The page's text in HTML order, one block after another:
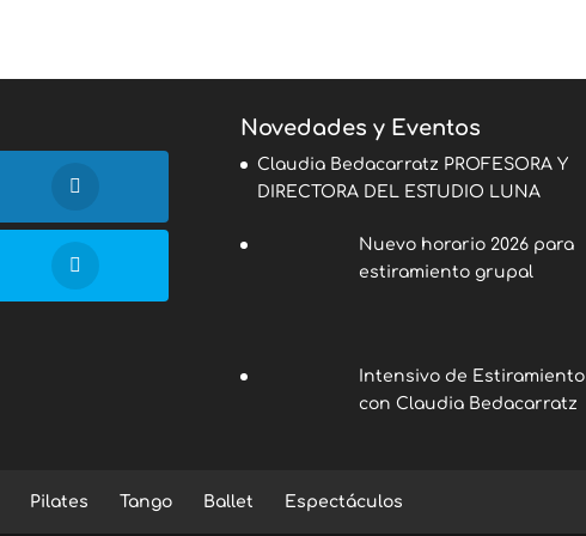
Novedades y Eventos
Claudia Bedacarratz PROFESORA Y
DIRECTORA DEL ESTUDIO LUNA
Nuevo horario 2026 para
estiramiento grupal
Intensivo de Estiramiento
con Claudia Bedacarratz
Pilates Tango Ballet Espectáculos